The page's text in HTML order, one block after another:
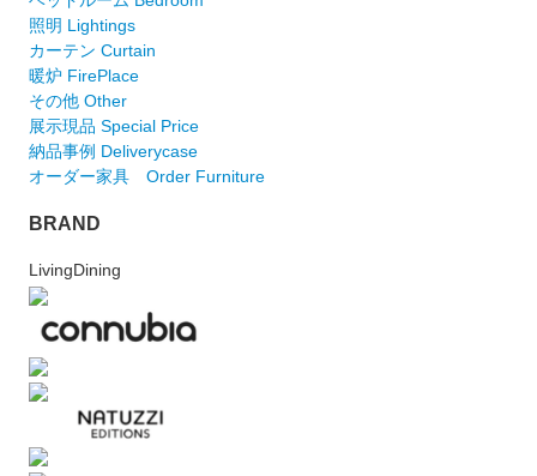
照明 Lightings
カーテン Curtain
暖炉 FirePlace
その他 Other
展示現品 Special Price
納品事例 Deliverycase
オーダー家具 Order Furniture
BRAND
LivingDining